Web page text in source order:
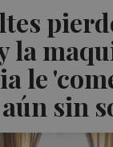
la
le
sin